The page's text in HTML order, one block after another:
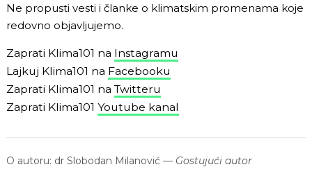
Ne propusti vesti i članke o klimatskim promenama koje
redovno objavljujemo.
Zaprati Klima101 na Instagramu
Lajkuj Klima101 na Facebooku
Zaprati Klima101 na Twitteru
Zaprati Klima101 Youtube kanal
O autoru: dr Slobodan Milanović — Gostujući autor